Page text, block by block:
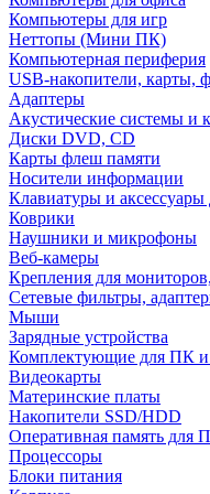
Компьютеры для игр
Неттопы (Мини ПК)
Компьютерная периферия
USB-накопители, карты,
Адаптеры
Акустические системы и
Диски DVD, CD
Карты флеш памяти
Носители информации
Клавиатуры и аксессуары
Коврики
Наушники и микрофоны
Веб-камеры
Крепления для
Сетевые фильтры,
Мыши
Зарядные устройства
Комплектующие для ПК и
Видеокарты
Материнские платы
Накопители SSD/HDD
Оперативная память для
Процессоры
Блоки питания